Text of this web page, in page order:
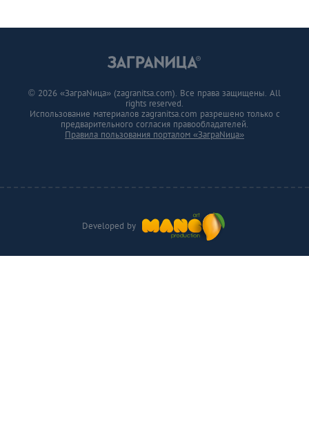
Developed by
© 2026 «ЗаграNица» (zagranitsa.com). Все права защищены. All
rights reserved.
Использование материалов zagranitsa.com разрешено только с
предварительного согласия правообладателей.
Правила пользования порталом «ЗаграNица»